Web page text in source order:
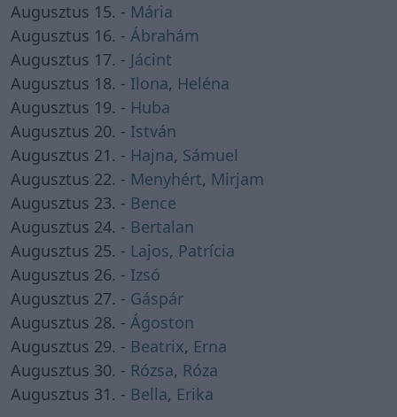
Augusztus 15. - Mária
Augusztus 16. - Ábrahám
Augusztus 17. - Jácint
Augusztus 18. - Ilona, Heléna
Augusztus 19. - Huba
Augusztus 20. - István
Augusztus 21. - Hajna, Sámuel
Augusztus 22. - Menyhért, Mirjam
Augusztus 23. - Bence
Augusztus 24. - Bertalan
Augusztus 25. - Lajos, Patrícia
Augusztus 26. - Izsó
Augusztus 27. - Gáspár
Augusztus 28. - Ágoston
Augusztus 29. - Beatrix, Erna
Augusztus 30. - Rózsa, Róza
Augusztus 31. - Bella, Erika